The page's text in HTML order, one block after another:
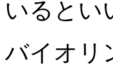
いるとい
バイオリ